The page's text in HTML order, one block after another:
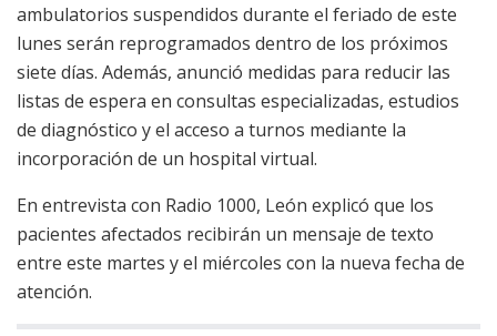
ambulatorios suspendidos durante el feriado de este
lunes serán reprogramados dentro de los próximos
siete días. Además, anunció medidas para reducir las
listas de espera en consultas especializadas, estudios
de diagnóstico y el acceso a turnos mediante la
incorporación de un hospital virtual.
En entrevista con Radio 1000, León explicó que los
pacientes afectados recibirán un mensaje de texto
entre este martes y el miércoles con la nueva fecha de
atención.